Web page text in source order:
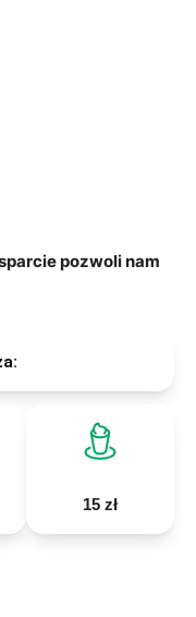
pozwoli nam
15 zł